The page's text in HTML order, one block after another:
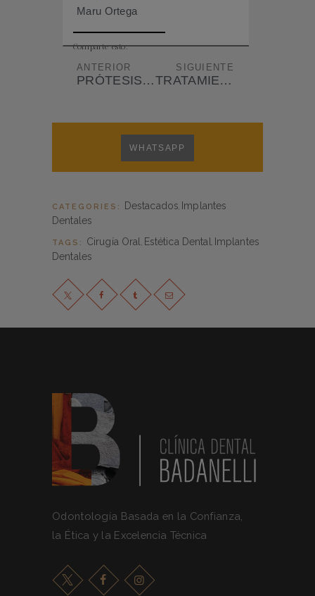
Maru Ortega
Comparte esto:
ANTERIOR
PRÓTESIS DENTALES ¡Y VUELVE A RECUPERAR TU DENTADURA!
SIGUIENTE
TRATAMIENTO CON IMPLANTES DENTALES ¿EN QUÉ CONSISTE?
WHATSAPP
CATEGORIES: Destacados Implantes
Dentales
TAGS: Cirugía Oral Estética Dental
Implantes
Dentales
Odontología Basada en la Confianza,
la Ética y la Excelencia Técnica